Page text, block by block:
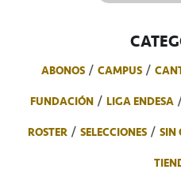
ABONOS CAMPUS
FUNDACIÓN
LIGA ENDESA
ROSTER
SELECCIONES SIN